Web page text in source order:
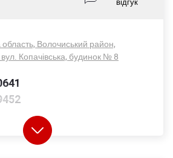
відгук
Волочиський район,
Копачівська, будинок № 8